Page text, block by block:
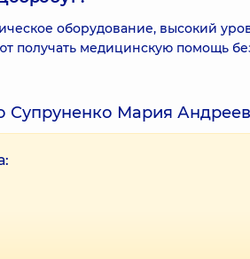
оборудование, высокий
получать медицинскую помощь
Супруненко Мария